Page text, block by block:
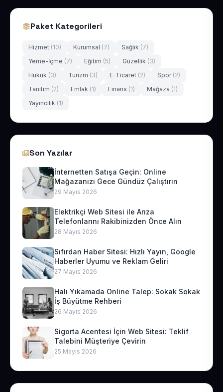
Paket Kategorileri
Hizmet (10) Kurumsal (7) Sağlık (7)
Yeme-İçme (7) Eğitim (5) Güzellik (3)
Hukuk (3) Turizm (3) E-Ticaret (2) Spor (2)
Tanıtım (2) Emlak (1) Finans (1) Mağaza (1)
Yayıncılık (1)
Son Yazılar
İnternetten Satışa Geçin: Online
Mağazanızı Gece Gündüz Çalıştırın
29 Mayıs 2026
Elektrikçi Web Sitesi ile Arıza
Telefonlarını Rakibinizden Önce Alın
28 Mayıs 2026
Sıfırdan Haber Sitesi: Hızlı Yayın, Google
Haberler Uyumu ve Reklam Geliri
27 Mayıs 2026
Halı Yıkamada Online Talep: Sokak Sokak
İş Büyütme Rehberi
26 Mayıs 2026
Sigorta Acentesi İçin Web Sitesi: Teklif
Talebini Müşteriye Çevirin
25 Mayıs 2026